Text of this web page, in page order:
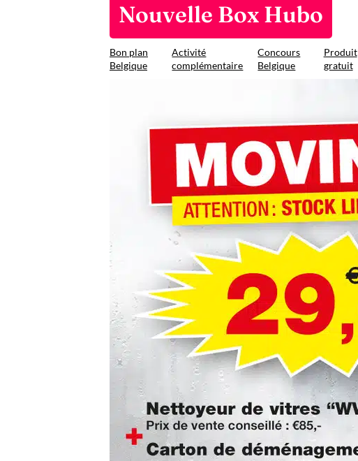
Nouvelle Box Hubo
Bon plan
Belgique
Activité
complémentaire
Concours
Belgique
Produit
gratuit